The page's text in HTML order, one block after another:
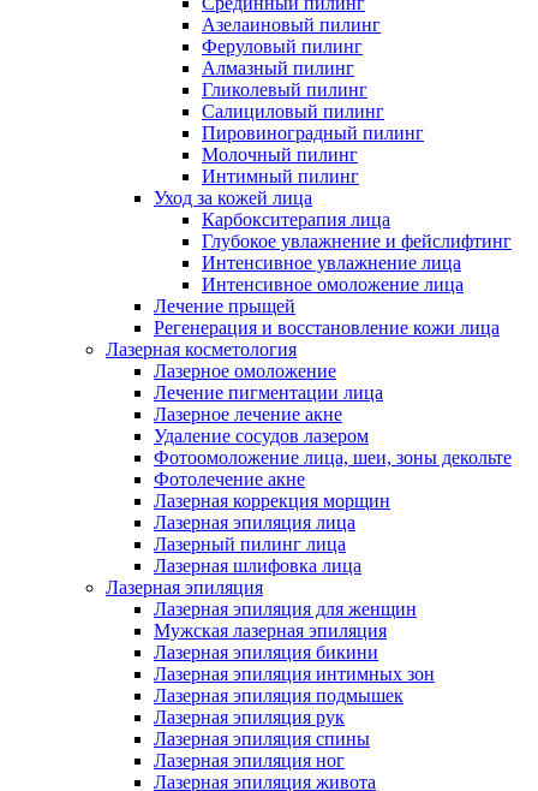
Азелаиновый пилинг
Феруловый пилинг
Алмазный пилинг
Гликолевый пилинг
Салициловый пилинг
Пировиноградный пилинг
Молочный пилинг
Интимный пилинг
Уход за кожей лица
Карбокситерапия лица
Глубокое увлажнение и фейслифтинг
Интенсивное увлажнение лица
Интенсивное омоложение лица
Лечение прыщей
Регенерация и восстановление кожи лица
Лазерная косметология
Лазерное омоложение
Лечение пигментации лица
Лазерное лечение акне
Удаление сосудов лазером
Фотоомоложение лица, шеи, зоны декольте
Фотолечение акне
Лазерная коррекция морщин
Лазерная эпиляция лица
Лазерный пилинг лица
Лазерная шлифовка лица
Лазерная эпиляция
Лазерная эпиляция для женщин
Мужская лазерная эпиляция
Лазерная эпиляция бикини
Лазерная эпиляция интимных зон
Лазерная эпиляция подмышек
Лазерная эпиляция рук
Лазерная эпиляция спины
Лазерная эпиляция ног
Лазерная эпиляция живота